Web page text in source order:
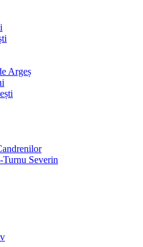
Argeș
Turnu Severin